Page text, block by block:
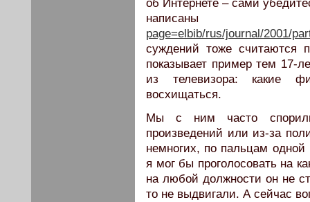
об Интернете – сами
page=elbib/rus/journal/2001/
суждений тоже считаются
показывает пример тем 17-
из телевизора: какие
восхищаться.
Мы с ним часто спорили
произведений или из-за
немногих, по пальцам одной
я мог бы проголосовать на
на любой должности он не
то не выдвигали. А сейчас